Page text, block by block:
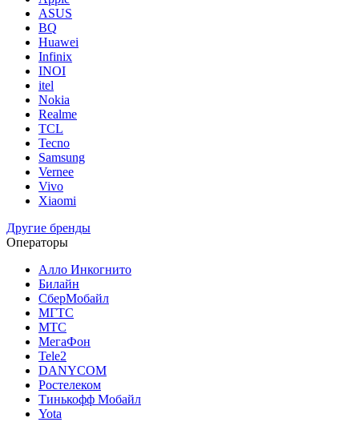
ASUS
BQ
Huawei
Infinix
INOI
itel
Nokia
Realme
TCL
Tecno
Samsung
Vernee
Vivo
Xiaomi
Другие бренды
Операторы
Алло Инкогнито
Билайн
СберМобайл
МГТС
МТС
МегаФон
Tele2
DANYCOM
Ростелеком
Тинькофф Мобайл
Yota